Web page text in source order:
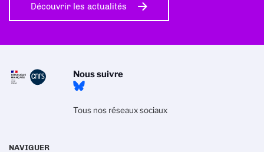
Découvrir les actualités
Nous suivre
Tous nos réseaux sociaux
NAVIGUER